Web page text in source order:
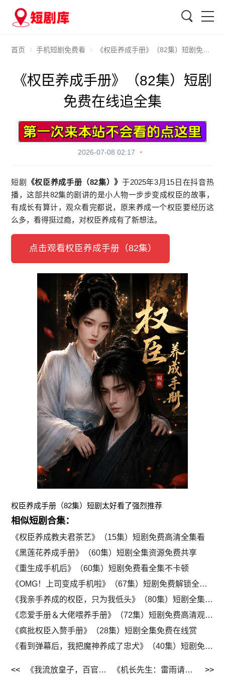
首页 手机短剧免费看 《权臣养成手册》（82集）短剧免费在线追全集
《权臣养成手册》（82集）短剧
免费在线追全集
2026-07-08 02:17
短剧 《权臣养成手册（82集）》 于2025年3月15日在抖音热
播，这部共82集的剧讲的是小人物一步步变成权臣的故事，
有成长有算计，观众看完都说，原来养成一个权臣要经历这
么多，看得挺过瘾，对权臣养成有了新想法。
点击观看权臣养成手册（82集）
权臣养成手册（82集）短剧太好看了强烈推荐
相似短剧合集：
《权臣养成教夫君茶艺》（15集）短剧免费高清全集看
《黑莲花养成手册》（60集）短剧全集资源免费共享
《重生成手机后》（60集）短剧免费看全集不卡顿
《OMG！上司变成手机啦》（67集）短剧免费解锁全集资源
《我亲手养成的权臣，只为我低头》（80集）短剧全集高清免费看
《恋爱手册＆大佬喂养手册》（72集）短剧免费高清观看全集
《疯批权臣入赘手册》（28集）短剧全集免费在线赏
《看到弹幕后，我把魔神养成了忠犬》（40集）短剧免费在线追全集
《我流放皇子，百官跪求进都称帝》（73集）短剧免费观看全集高清 《机长先生：雷雨请绕飞》（62集）短剧免费全集欣赏